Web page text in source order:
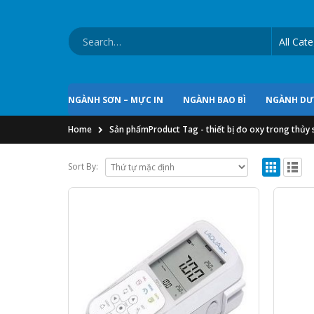
NGÀNH SƠN – MỰC IN NGÀNH BAO BÌ NGÀNH
Home Sản phẩmProduct Tag -thiết bị đo oxy trong thủy
Sort By: